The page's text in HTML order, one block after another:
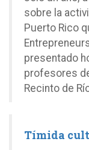
sobre la
Puerto Rico
presentado
profesores
Recinto de
Tímida